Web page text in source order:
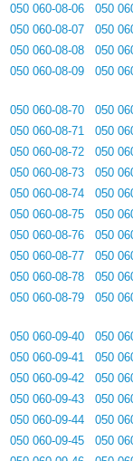
050 060-08-06
050 060-08-07
050 060-08-08
050 060-08-09
050
050
050
050
050 060-08-70
050 060-08-71
050 060-08-72
050 060-08-73
050 060-08-74
050 060-08-75
050 060-08-76
050 060-08-77
050 060-08-78
050 060-08-79
050
050
050
050
050
050
050
050
050
050
050 060-09-40
050 060-09-41
050 060-09-42
050 060-09-43
050 060-09-44
050 060-09-45
050
050
050
050
050
050